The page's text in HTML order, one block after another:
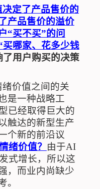
定了产品售价的
产品售价的溢价
“买不买”的问
买哪家、花多少钱
了用户购买的决策
价值之间的关
是一种战略工
已经取得巨大的
触达的新型生产
个新的前沿议
绪价值？ 由于AI
式增长，所以这
，而业内尚缺少
。